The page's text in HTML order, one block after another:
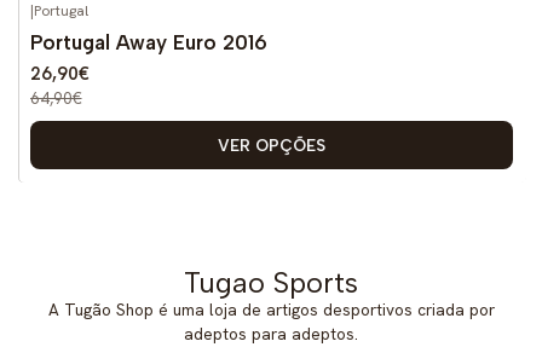
DESCONTO
|Portugal
Portugal Away Euro 2016
26,90€
64,90€
VER OPÇÕES
Tugao Sports
A Tugão Shop é uma loja de artigos desportivos criada por
adeptos para adeptos.